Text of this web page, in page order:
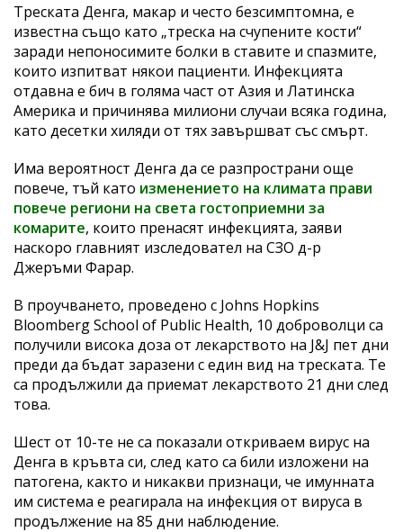
Треската Денга, макар и често безсимптомна, е
известна също като „треска на счупените кости“
заради непоносимите болки в ставите и спазмите,
които изпитват някои пациенти. Инфекцията
отдавна е бич в голяма част от Азия и Латинска
Америка и причинява милиони случаи всяка година,
като десетки хиляди от тях завършват със смърт.
Има вероятност Денга да се разпространи още
повече, тъй като изменението на климата прави
повече региони на света гостоприемни за
комарите, които пренасят инфекцията, заяви
наскоро главният изследовател на СЗО д-р
Джеръми Фарар.
В проучването, проведено с Johns Hopkins
Bloomberg School of Public Health, 10 доброволци са
получили висока доза от лекарството на J&J пет дни
преди да бъдат заразени с един вид на треската. Те
са продължили да приемат лекарството 21 дни след
това.
Шест от 10-те не са показали откриваем вирус на
Денга в кръвта си, след като са били изложени на
патогена, както и никакви признаци, че имунната
им система е реагирала на инфекция от вируса в
продължение на 85 дни наблюдение.